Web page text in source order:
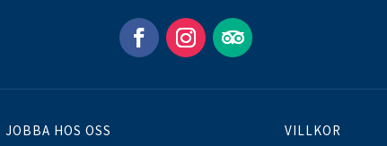
JOBBA HOS OSS VILLKOR